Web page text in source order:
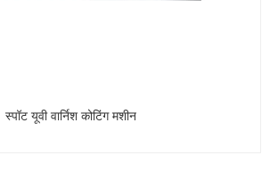
स्पॉट यूवी वार्निश कोटिंग मशीन